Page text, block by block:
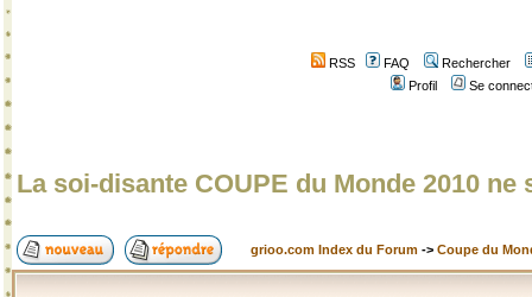
RSS FAQ
Rechercher
Profil
Se
La soi-disante COUPE du Monde 2010 ne
grioo.com Index du Forum -> Coupe du